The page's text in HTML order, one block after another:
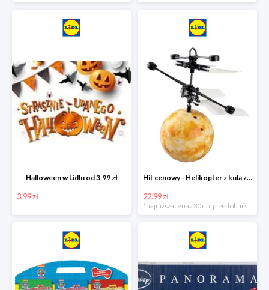
Halloween w Lidlu od 3,99 zł
3.99 zł
Hit cenowy - Helikopter z kulą z podświetleniem LED
22.99 zł
*najniższa cena z 30 dni przed obniżką